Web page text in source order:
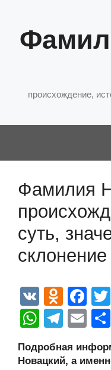
содержимому
происхождение,
Фамилия
суть,
V
K
O
d
n
o
F
a
c
e
W
at
T
e
E
ail
Подробная
Новацкий, а